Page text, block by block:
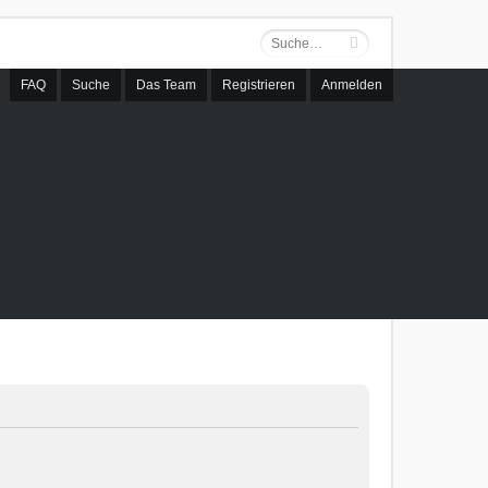
FAQ Suche Das Team Registrieren Anmelden